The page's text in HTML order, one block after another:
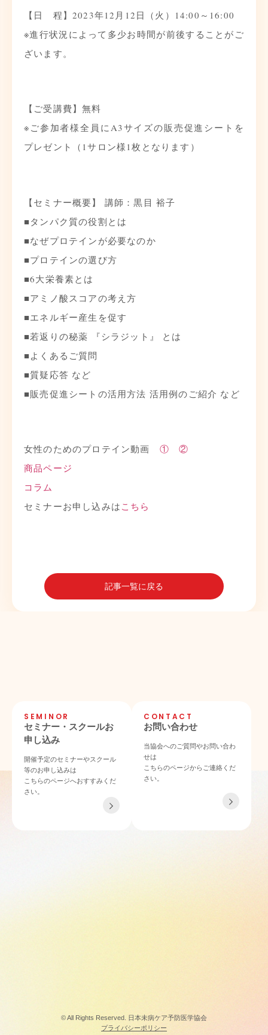
【日 程】2023年12月12日（火）14:00～16:00
※進行状況によって多少お時間が前後することがご
ざいます。
【ご受講費】無料
※ご参加者様全員にA3サイズの販売促進シートを
プレゼント（1サロン様1枚となります）
【セミナー概要】 講師：黒目 裕子
■タンパク質の役割とは
■なぜプロテインが必要なのか
■プロテインの選び方
■6大栄養素とは
■アミノ酸スコアの考え方
■エネルギー産生を促す
■若返りの秘薬 『シラジット』 とは
■よくあるご質問
■質疑応答 など
■販売促進シートの活用方法 活用例のご紹介 など
女性のためのプロテイン動画 ①
②
商品ページ
コラム
セミナーお申し込みは こちら
記事一覧に戻る
SEMINOR
セミナー・スクールお
申し込み
開催予定のセミナーやスクール
等のお申し込みは
こちらのページへおすすみくだ
さい。
CONTACT
お問い合わせ
当協会へのご質問やお問い合わ
せは
こちらのページからご連絡くだ
さい。
〒532-0011 大阪府大阪市淀川区西中島4-3-21 NLCセントラルビル901
© All Rights Reserved. 日本未病ケア予防医学協会
プライバシーポリシー